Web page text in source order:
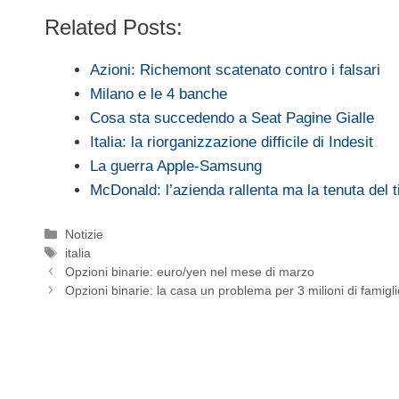
Related Posts:
Azioni: Richemont scatenato contro i falsari
Milano e le 4 banche
Cosa sta succedendo a Seat Pagine Gialle
Italia: la riorganizzazione difficile di Indesit
La guerra Apple-Samsung
McDonald: l’azienda rallenta ma la tenuta del
Categorie
Notizie
Tag
italia
Opzioni binarie: euro/yen nel mese di marzo
Opzioni binarie: la casa un problema per 3 milioni di